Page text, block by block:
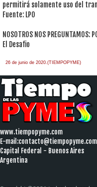
permitirá solamente uso del
Fuente: LPO
NOSOTROS NOS PREGUNTAMOS:
El Desafio
26 de junio de 2020.(TIEMPOPYME)
www.tiempopyme.com
E-mail:contacto@tiempopyme.com
Capital Federal - Buenos Aires
Argentina